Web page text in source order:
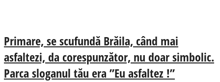
Primare, se scufundă Brăila, când mai
asfaltezi, da corespunzător, nu doar simbolic.
Parca sloganul tău era ”Eu asfaltez !”